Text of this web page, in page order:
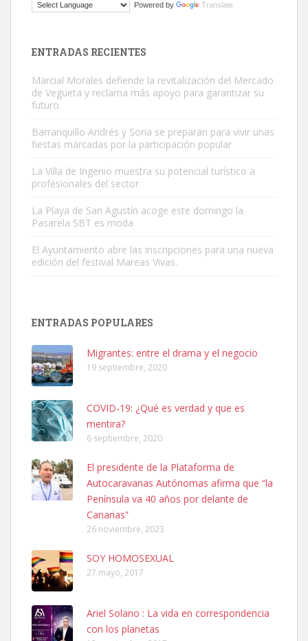
El ayuntamiento se va a llevar a Los Gatos callejeros de la zona los
Gato manso encontrado
Este gato macho ha aparecido en la calle hace menos de un mes,
es muy manso y extremadamente cari...
Busco adopción responsable para mi perra. Pastor alemán,
Leales.org » Gran Canaria | 6.7.2025
SHIBA PERDIDO AVDA JOSE MESA Y LOPEZ
PERRO MACHO RAZA SHIBA CON MICROCHIP PERDIDO HOY
06/07/2025 ZONA MESA Y LOPEZ. ES MUY ASUSTADIZO
Leales.org » Gran Canaria
Ninfa perdida
Powered by Translate
ENTRADAS RECIENTES
Marcial Morales defiende la revitalización del Mercado
de Vegueta y reclama más apoyo para garantizar su
futuro.
Barranquillo Andrés y Soria se preparan para vivir unas
fiestas marcadas por la participación popular
La Villa de Ingenio muestra su potencial turístico a
profesionales del sector
La Playa de San Agustín acoge este domingo la
Pasarela SBT es moda
El Ayuntamiento abre las inscripciones para una nueva
edición del festival Mareas Vivas.
ENTRADAS POPULARES
Migrantes: entre el drama y el negocio
19 septiembre, 2020
COVID-19: ¿Qué es verdad y que es
mentira?
6 septiembre, 2020
El presidente de la Plataforma de
Autocaravanas Autónomas afirma que “la
Península va 40 años por delante de
Canarias”
26 noviembre, 2023
SOY HOMOSEXUAL
27 mayo, 2017
Ariel Solano : La vida en correspondencia
con los planetas